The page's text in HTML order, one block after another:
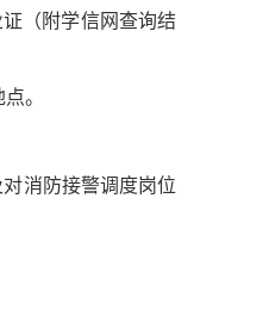
（附学信网查询结
。
消防接警调度岗位